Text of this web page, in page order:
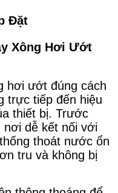
Đặt
Xông Hơi Ướt
hơi ướt đúng cách
trực tiếp đến hiệu
thiết bị. Trước
nơi dễ kết nối với
thoát nước ổn
tru và không bị